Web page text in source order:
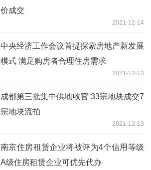
价成交
2021-12-14
中央经济工作会议首提探索房地产新发展
模式 满足购房者合理住房需求
2021-12-13
成都第三批集中供地收官 33宗地块成交7
宗地块流拍
2021-12-13
南京住房租赁企业将被评为4个信用等级
A级住房租赁企业可优先代办